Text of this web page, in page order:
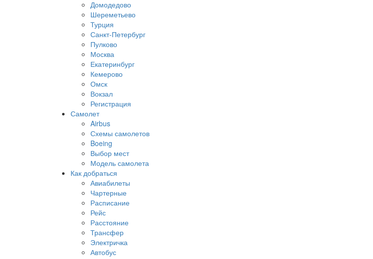
Домодедово
Шереметьево
Турция
Санкт-Петербург
Пулково
Москва
Екатеринбург
Кемерово
Омск
Вокзал
Регистрация
Самолет
Airbus
Схемы самолетов
Boeing
Выбор мест
Модель самолета
Как добраться
Авиабилеты
Чартерные
Расписание
Рейс
Расстояние
Трансфер
Электричка
Автобус